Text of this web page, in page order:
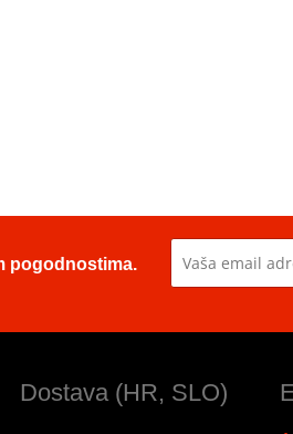
pogodnostima.
Dostava (HR, SLO)